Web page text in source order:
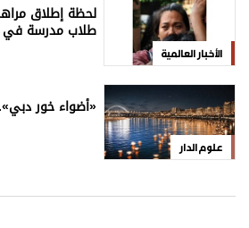
الأخبار العالمية
طلاب مدرسة في
علوم الدار
«أضواء خور